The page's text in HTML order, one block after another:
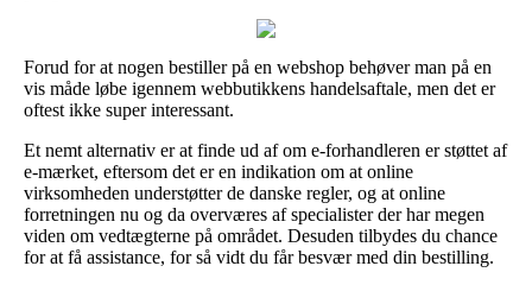
Forud for at nogen bestiller på en webshop behøver man på en
vis måde løbe igennem webbutikkens handelsaftale, men det er
oftest ikke super interessant.
Et nemt alternativ er at finde ud af om e-forhandleren er støttet af
e-mærket, eftersom det er en indikation om at online
virksomheden understøtter de danske regler, og at online
forretningen nu og da overværes af specialister der har megen
viden om vedtægterne på området. Desuden tilbydes du chance
for at få assistance, for så vidt du får besvær med din bestilling.